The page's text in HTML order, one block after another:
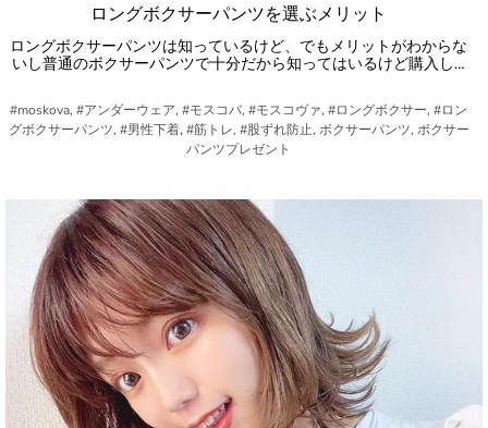
ロングボクサーパンツを選ぶメリット
ロングボクサーパンツは知っているけど、でもメリットがわからな
いし普通のボクサーパンツで十分だから知ってはいるけど購入し…
#moskova, #アンダーウェア, #モスコバ, #モスコヴァ, #ロングボクサー, #ロン
グボクサーパンツ, #男性下着, #筋トレ, #股ずれ防止, ボクサーパンツ, ボクサー
パンツプレゼント